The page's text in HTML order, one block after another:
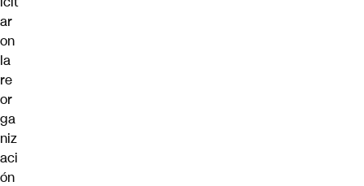
ar
on
la
re
or
ga
niz
aci
ón